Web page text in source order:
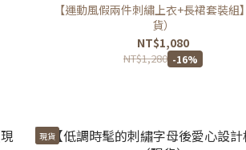
【運動風假兩件刺繡上衣+長裙套裝組
貨）
NT$1,080
NT$1,280 -16%
現貨